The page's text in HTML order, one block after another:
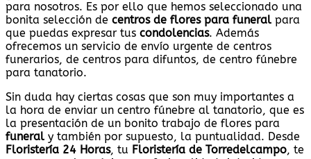
para nosotros. Es por ello que hemos seleccionado una
bonita selección de centros de flores para funeral para
que puedas expresar tus condolencias. Además
ofrecemos un servicio de envío urgente de centros
funerarios, de centros para difuntos, de centro fúnebre
para tanatorio.
Sin duda hay ciertas cosas que son muy importantes a
la hora de enviar un centro fúnebre al tanatorio, que es
la presentación de un bonito trabajo de flores para
funeral y también por supuesto, la puntualidad. Desde
Floristería 24 Horas, tu Floristería de Torredelcampo, te